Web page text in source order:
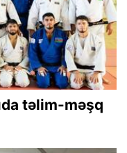
təlim-məşq